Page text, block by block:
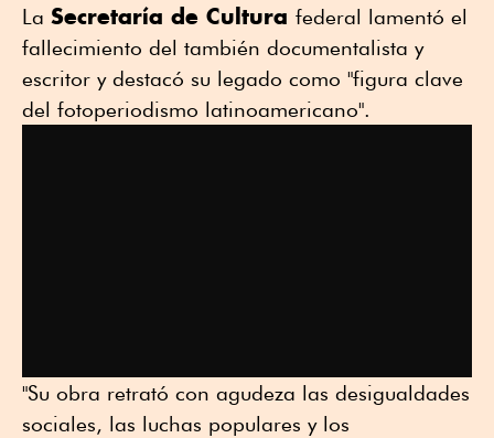
La Secretaría de Cultura federal lamentó el
fallecimiento del también documentalista y
escritor y destacó su legado como "figura clave
del fotoperiodismo latinoamericano".
"Su obra retrató con agudeza las desigualdades
sociales, las luchas populares y los